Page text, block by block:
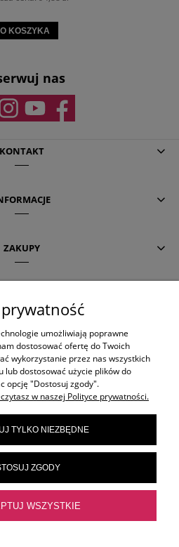
KOSZYKA
nas
KONTAKT
ZAKUPY
TEMATY
OLAPLEX
AUSTRALIA
umożliwiają poprawne
dostosować ofertę do Twoich
wykorzystanie przez nas wszystkich
lub dostosować użycie plików do
opcję "Dostosuj zgody".
w naszej Polityce prywatności.
TYLKO NIEZBĘDNE
ZGODY
WSZYSTKIE